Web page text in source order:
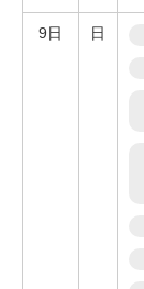
9日 日